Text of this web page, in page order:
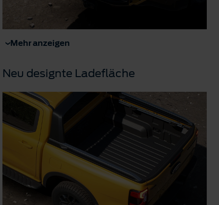
Mehr anzeigen
Neu designte Ladefläche